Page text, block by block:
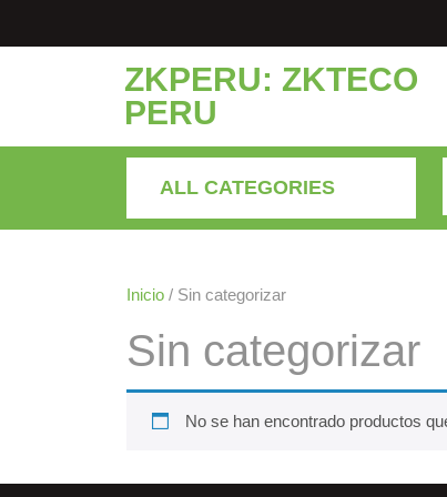
ZKPERU: ZKTECO
PERU
ALL CATEGORIES
Inicio / Sin categorizar
Sin categorizar
No se han encontrado productos